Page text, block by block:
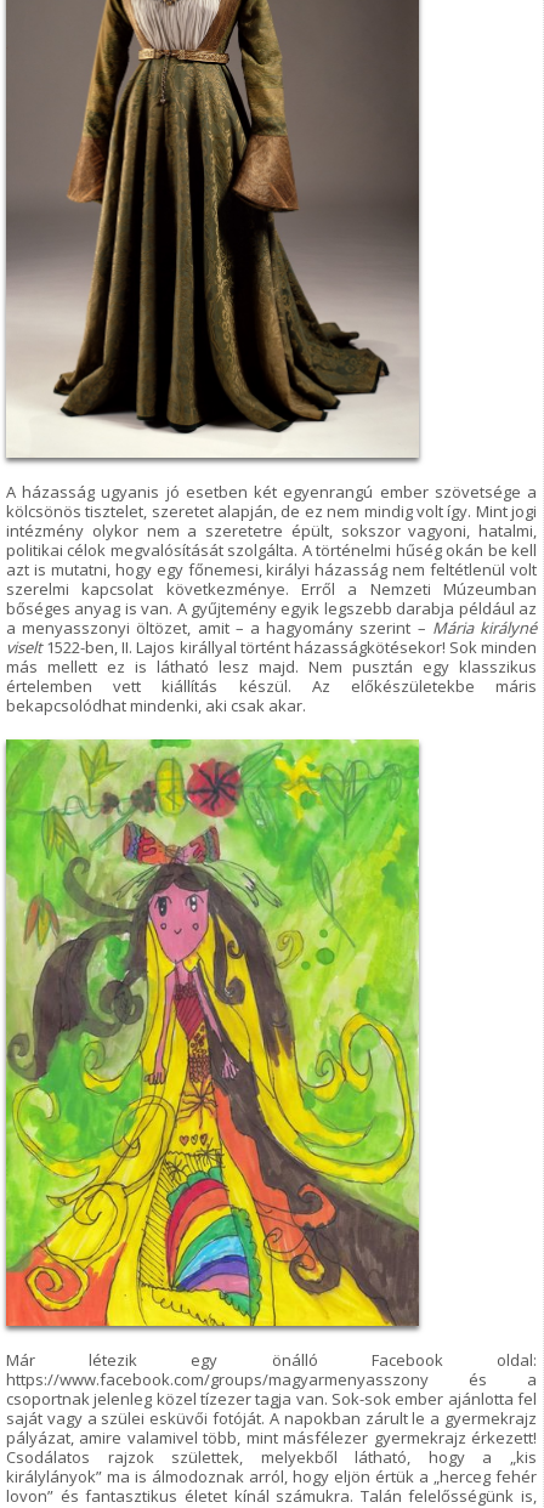
A házasság ugyanis jó esetben két egyenrangú ember szövetsége a
kölcsönös tisztelet, szeretet alapján, de ez nem mindig volt így. Mint jogi
intézmény olykor nem a szeretetre épült, sokszor vagyoni, hatalmi,
politikai célok megvalósítását szolgálta. A történelmi hűség okán be kell
azt is mutatni, hogy egy főnemesi, királyi házasság nem feltétlenül volt
szerelmi kapcsolat következménye. Erről a Nemzeti Múzeumban
bőséges anyag is van. A gyűjtemény egyik legszebb darabja például az
a menyasszonyi öltözet, amit – a hagyomány szerint – Mária királyné
viselt1522-ben, II. Lajos királlyal történt házasságkötésekor! Sok minden
más mellett ez is látható lesz majd. Nem pusztán egy klasszikus
értelemben vett kiállítás készül. Az előkészületekbe máris
bekapcsolódhat mindenki, aki csak akar.
Már létezik egy önálló Facebook oldal:
https://www.facebook.com/groups/magyarmenyasszony és a
csoportnak jelenleg közel tízezer tagja van. Sok-sok ember ajánlotta fel
saját vagy a szülei esküvői fotóját. A napokban zárult le a gyermekrajz
pályázat, amire valamivel több, mint másfélezer gyermekrajz érkezett!
Csodálatos rajzok születtek, melyekből látható, hogy a „kis
királylányok” ma is álmodoznak arról, hogy eljön értük a „herceg fehér
lovon” és fantasztikus életet kínál számukra. Talán felelősségünk is,